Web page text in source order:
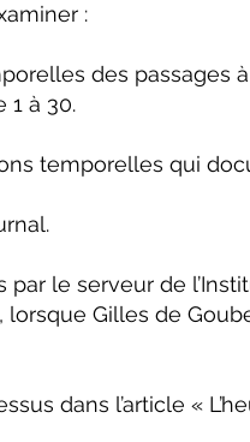
:
des passages
1 à 30.
temporelles qui
le serveur de
lorsque Gilles de
dans l’article «